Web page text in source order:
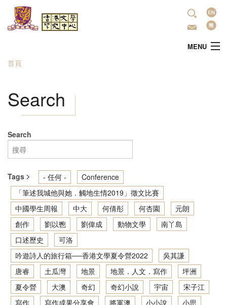
移至主內容
語
言
MENU
中心簡介
學術研究
文學推廣
出版
香港文學資料庫
相關連結
您在這裡
首頁
Search
Search
Tags - 任何 -
Conference
「筆述我城他與她．觸地生情2019」徵文比賽
中國學生周報
中大 何倩彤 何杏園
元朗
創作
劉以鬯 劉偉成 動物文學
南丫島
口述歷史
可洛
吟遊詩人的旅行箱──香港文學夏令營2022
吳其謙
唐睿
土瓜灣 地景 地景．人文．寫作
坪洲
夏令營
大澳 奇幻 奇幻小說 宇宙
宋子江
寫作
寫作成果分享會 將軍澳 小小說
小思